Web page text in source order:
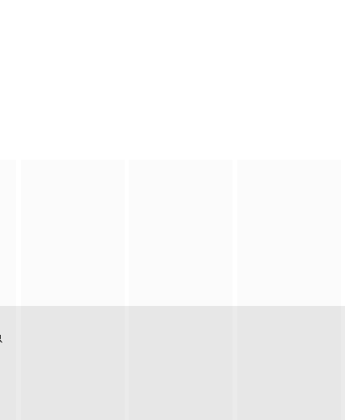
我喜欢你，哲学
）与吴老狗（曾舜晞 饰）强强联手，携手霍仙姑（